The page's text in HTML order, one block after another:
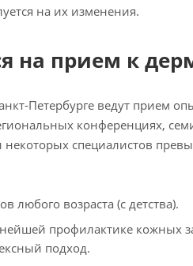
на их изменения.
на прием к
Петербурге ведут прием
конференциях,
специалистов
любого возраста (с детства).
профилактике кожных
подход.